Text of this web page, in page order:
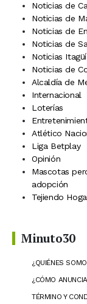
Noticias de
Noticias de
Noticias de
Noticias de
Noticias Itagüí
Noticias de
Alcaldía de
Internacional
Loterías
Atlético
Liga Betplay
Opinión
Mascotas
adopción
Tejiendo
Minuto30
¿QUIÉNES
¿CÓMO
TÉRMINO Y